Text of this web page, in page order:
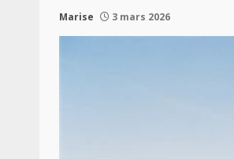
Marise 3 mars 2026